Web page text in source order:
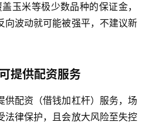
玉米等极少数品种的保证金，
向波动就可能被强平，不建议新
提供配资服务
供配资（借钱加杠杆）服务，场
法律保护，且会放大风险至失控